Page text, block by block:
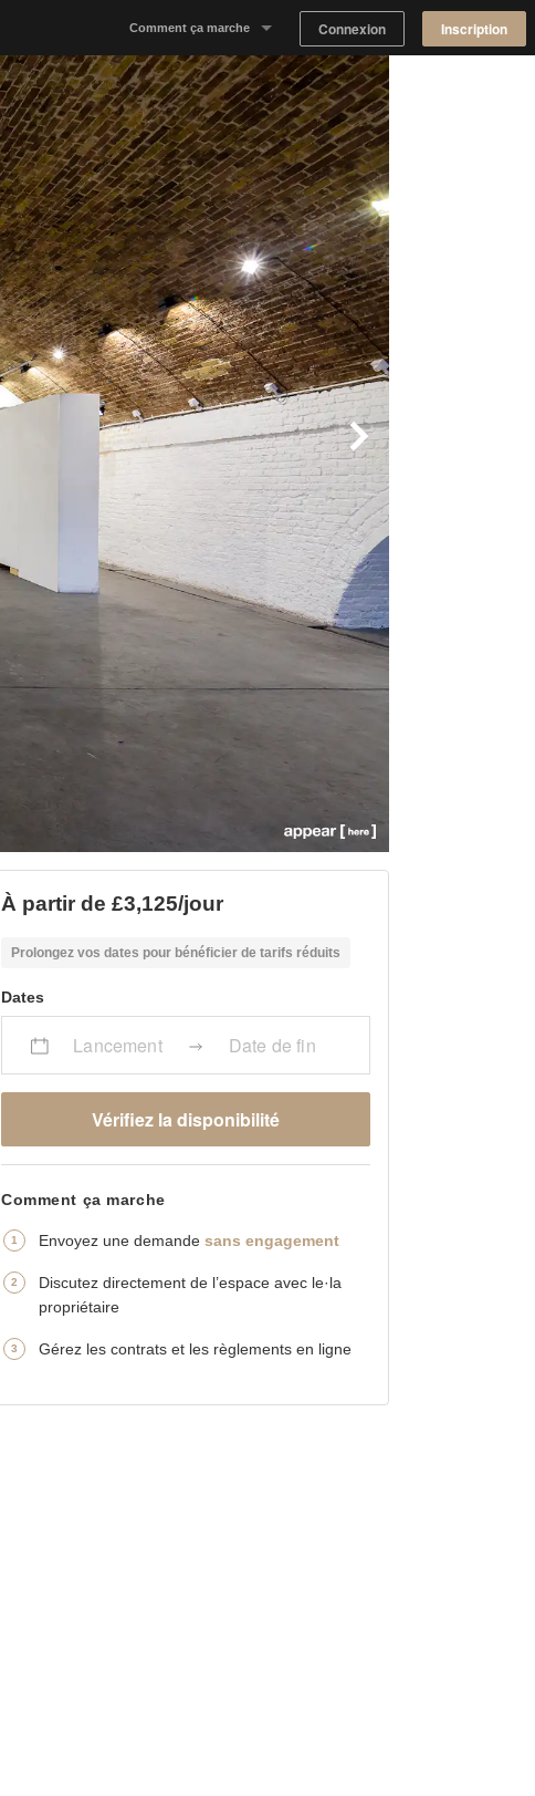
Comment ça marche
Notre concept
Proposer un espace
Trouver un espace
Tableau de Bord Propriétaire
Connexion Inscription
À partir de £3,125/jour
Prolongez vos dates pour bénéficier de tarifs réduits
Dates
Lancement Date de fin
Vérifiez la disponibilité
Comment ça marche
Envoyez une demandesans engagement
Discutez directement de l’espace avec le·la
propriétaire
Gérez les contrats et les règlements en ligne